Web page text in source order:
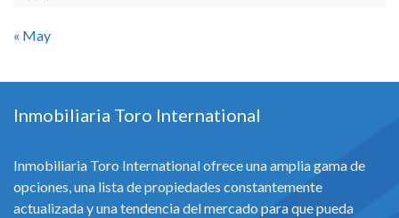
« May
Inmobiliaria Toro International
Inmobiliaria Toro International ofrece una amplia gama de
opciones, una lista de propiedades constantemente
actualizada y una tendencia del mercado para que pueda